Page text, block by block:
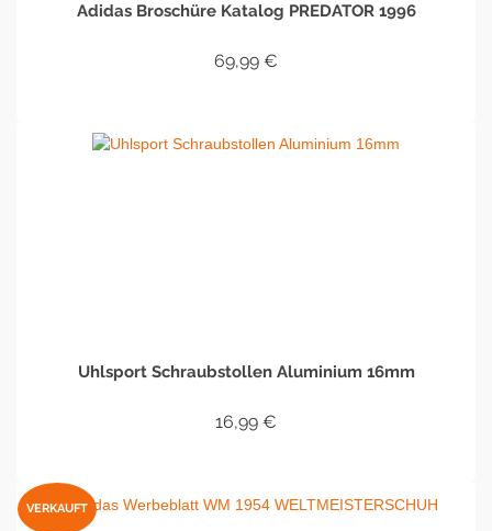
Adidas Broschüre Katalog PREDATOR 1996
69,99 €
Uhlsport Schraubstollen Aluminium 16mm
16,99 €
VERKAUFT